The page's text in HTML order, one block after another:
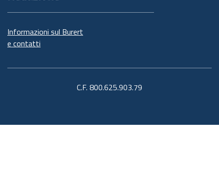
Informazioni sul Burert
e contatti
C.F. 800.625.903.79